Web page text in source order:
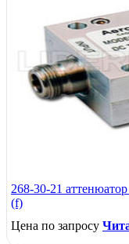
268-30-21
(f)
Цена по запросу